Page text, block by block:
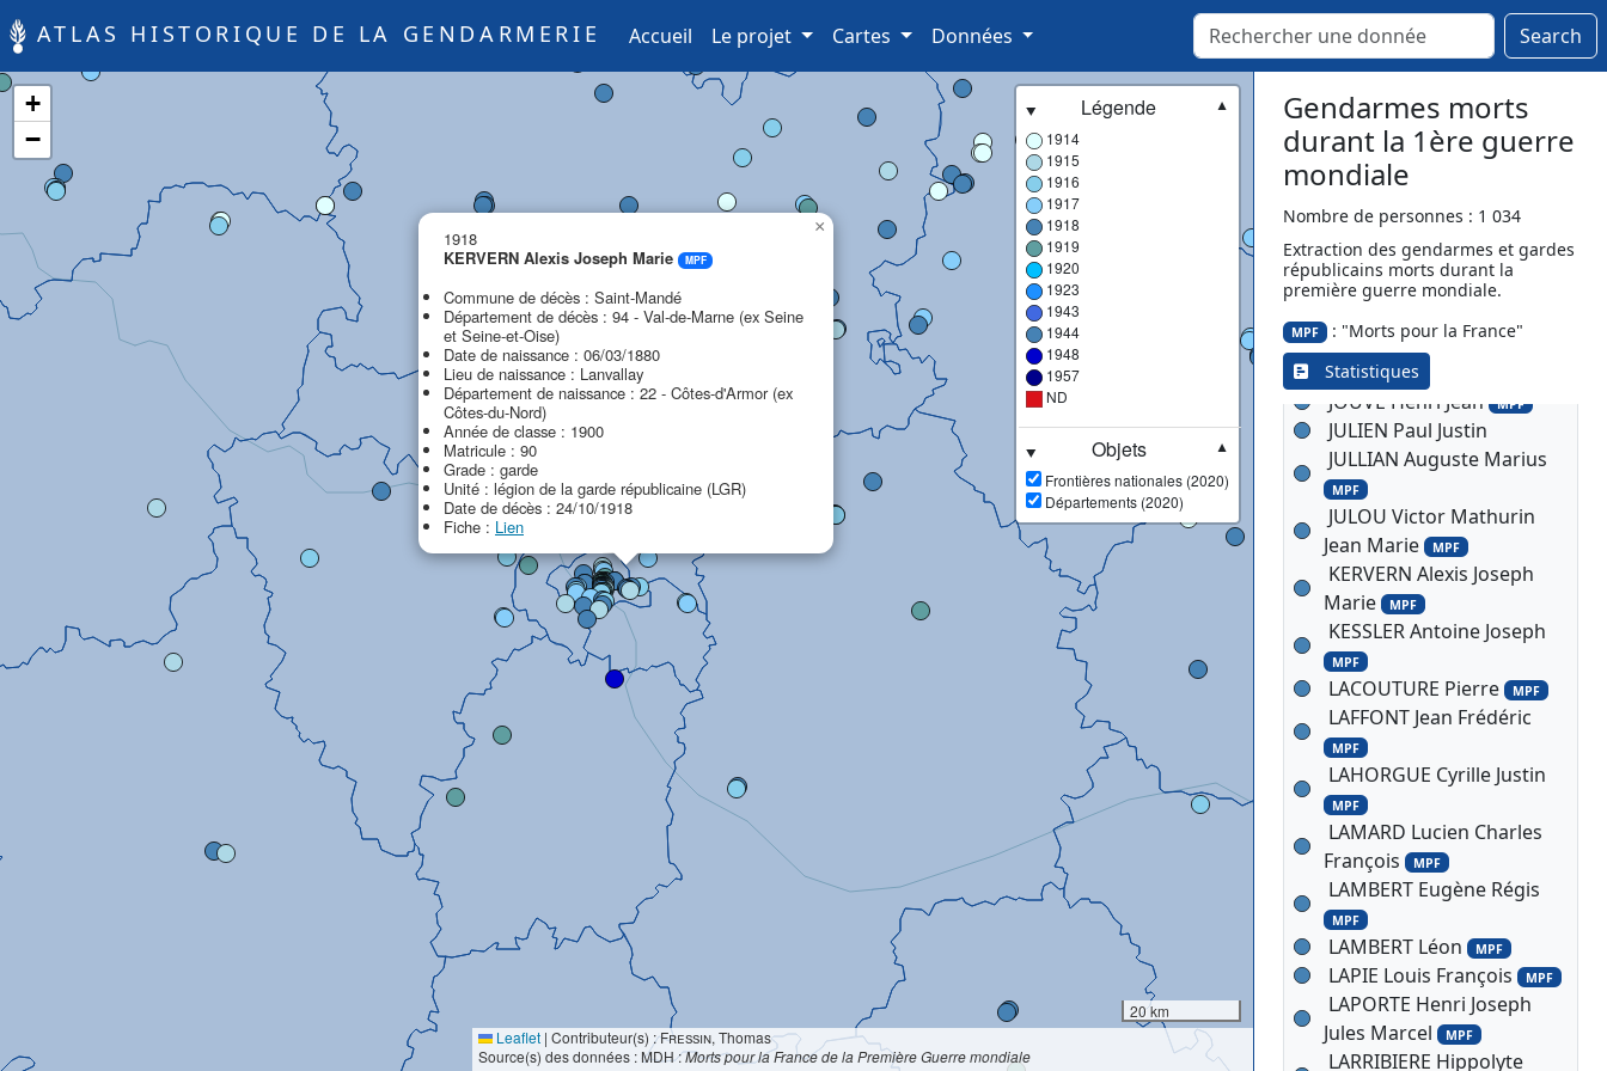
ATLAS HISTORIQUE DE LA GENDARMERIE Accueil (current)
Le projet Cartes Données Search
1918
KERVERN Alexis Joseph Marie
MPF
Commune de décès : Saint-Mandé
Département de décès : 94 - Val-de-Marne (ex Seine
et Seine-et-Oise)
Date de naissance : 06/03/1880
Lieu de naissance : Lanvallay
Département de naissance : 22 - Côtes-d'Armor (ex
Côtes-du-Nord)
Année de classe : 1900
Matricule : 90
Grade : garde
Unité : légion de la garde républicaine (LGR)
Date de décès : 24/10/1918
Fiche : Lien
×
+
−
Légende
▼
1914
1915
1916
1917
1918
1919
1920
1923
1943
1944
1948
1957
ND
Objets
▼
Frontières nationales (2020)
Départements (2020)
20 km
Leaflet | Contributeur(s) :Fressin, Thomas
Source(s) des données : MDH :Morts pour la France de la Première Guerre mondiale
Gendarmes morts
durant la 1ère guerre
mondiale
Nombre de personnes : 1 034
Extraction des gendarmes et gardes
républicains morts durant la
première guerre mondiale.
MPF : "Morts pour la France"
Statistiques
JAFFREDO Joseph Marie
MPF
JARDIN Joseph Denie
Gaston MPF
JAUFFRES Louis Albin
JEANNIN Jules
JEGOU Jean Marie MPF
JOLIVET Alphonse Eugène
JOSSE Charles Clovis
Léonard MPF
JOUVE Henri Jean MPF
JULIEN Paul Justin
JULLIAN Auguste Marius
MPF
JULOU Victor Mathurin
Jean Marie MPF
KERVERN Alexis Joseph
Marie MPF
KESSLER Antoine Joseph
MPF
LACOUTURE Pierre MPF
LAFFONT Jean Frédéric
MPF
LAHORGUE Cyrille Justin
MPF
LAMARD Lucien Charles
François MPF
LAMBERT Eugène Régis
MPF
LAMBERT Léon MPF
LAPIE Louis François MPF
LAPORTE Henri Joseph
Jules Marcel MPF
LARRIBIERE Hippolyte